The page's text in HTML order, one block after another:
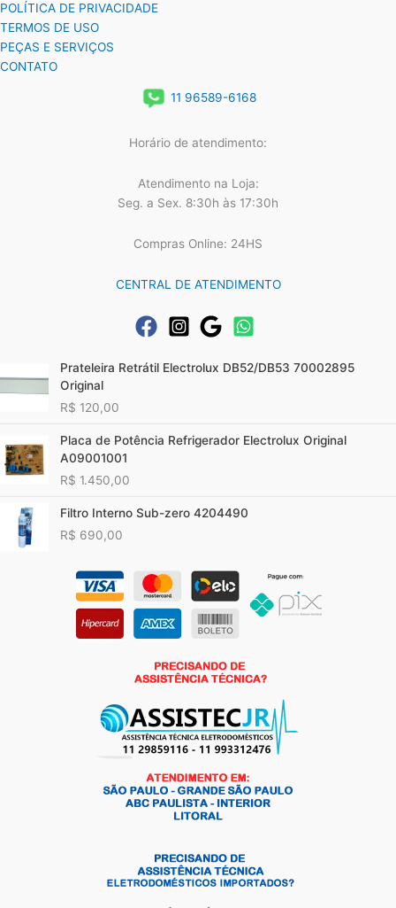
POLÍTICA DE PRIVACIDADE
TERMOS DE USO
PEÇAS E SERVIÇOS
CONTATO
11 96589-6168
Horário de atendimento:
Atendimento na Loja:
Seg. a Sex. 8:30h às 17:30h
Compras Online: 24HS
CENTRAL DE ATENDIMENTO
Prateleira Retrátil Electrolux DB52/DB53 70002895
Original
R$ 120,00
Placa de Potência Refrigerador Electrolux Original
A09001001
R$ 1.450,00
Filtro Interno Sub-zero 4204490
R$ 690,00